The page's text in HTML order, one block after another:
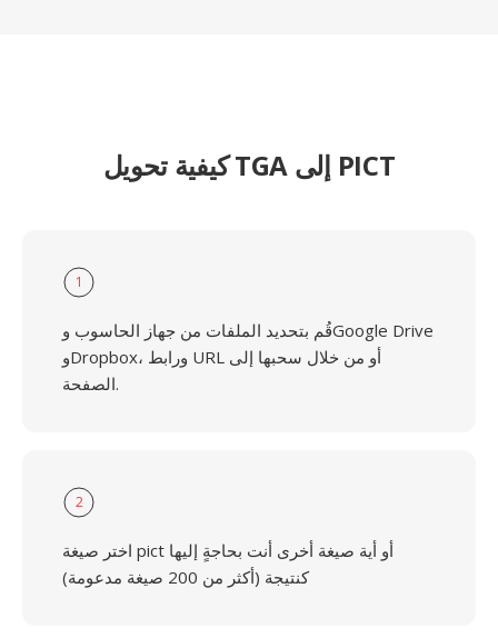
كيفية تحويل TGA إلى PICT
1
قُم بتحديد الملفات من جهاز الحاسوب وGoogle Drive
وDropbox، ورابط URL أو من خلال سحبها إلى
الصفحة.
2
اختر صيغة pict أو أية صيغة أخرى أنت بحاجةٍ إليها
كنتيجة (أكثر من 200 صيغة مدعومة)